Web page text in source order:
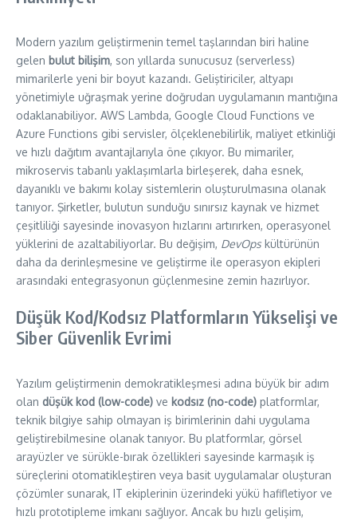
Modern yazılım geliştirmenin temel taşlarından biri haline
gelen bulut bilişim, son yıllarda sunucusuz (serverless)
mimarilerle yeni bir boyut kazandı. Geliştiriciler, altyapı
yönetimiyle uğraşmak yerine doğrudan uygulamanın mantığına
odaklanabiliyor. AWS Lambda, Google Cloud Functions ve
Azure Functions gibi servisler, ölçeklenebilirlik, maliyet etkinliği
ve hızlı dağıtım avantajlarıyla öne çıkıyor. Bu mimariler,
mikroservis tabanlı yaklaşımlarla birleşerek, daha esnek,
dayanıklı ve bakımı kolay sistemlerin oluşturulmasına olanak
tanıyor. Şirketler, bulutun sunduğu sınırsız kaynak ve hizmet
çeşitliliği sayesinde inovasyon hızlarını artırırken, operasyonel
yüklerini de azaltabiliyorlar. Bu değişim, DevOps kültürünün
daha da derinleşmesine ve geliştirme ile operasyon ekipleri
arasındaki entegrasyonun güçlenmesine zemin hazırlıyor.
Düşük Kod/Kodsız Platformların Yükselişi ve
Siber Güvenlik Evrimi
Yazılım geliştirmenin demokratikleşmesi adına büyük bir adım
olan düşük kod (low-code) ve kodsız (no-code) platformlar,
teknik bilgiye sahip olmayan iş birimlerinin dahi uygulama
geliştirebilmesine olanak tanıyor. Bu platformlar, görsel
arayüzler ve sürükle-bırak özellikleri sayesinde karmaşık iş
süreçlerini otomatikleştiren veya basit uygulamalar oluşturan
çözümler sunarak, IT ekiplerinin üzerindeki yükü hafifletiyor ve
hızlı prototipleme imkanı sağlıyor. Ancak bu hızlı gelişim,